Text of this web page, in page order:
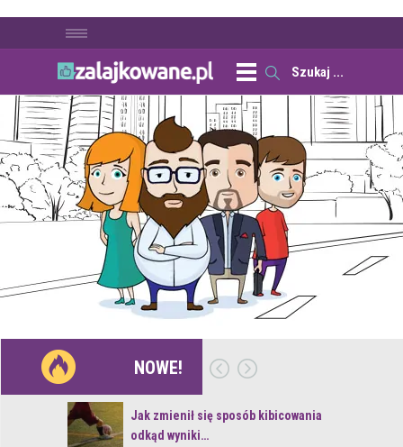
NOWE!
Jak zmienił się sposób kibicowania
odkąd wyniki…